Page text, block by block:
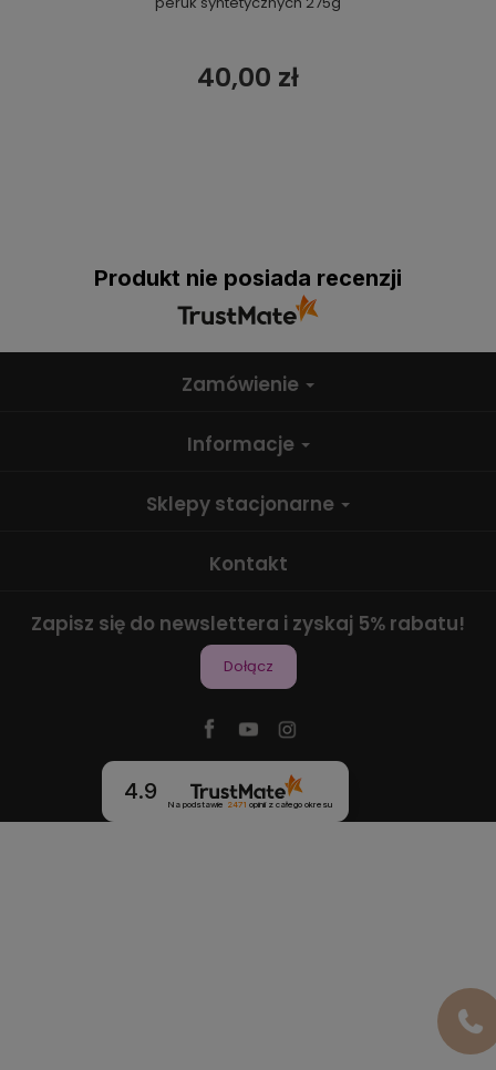
40,00 zł
Produkt nie posiada recenzji
Zamówienie
Informacje
Sklepy stacjonarne
Kontakt
Zapisz się do newslettera i zyskaj 5% rabatu!
Dołącz
4.9
Na podstawie 2471 opinii z całego okresu